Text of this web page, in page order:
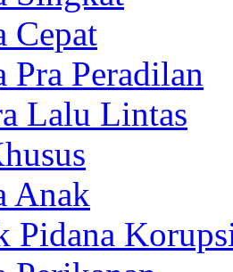
Cepat
Pra Peradilan
Lalu Lintas
Anak
Pidana